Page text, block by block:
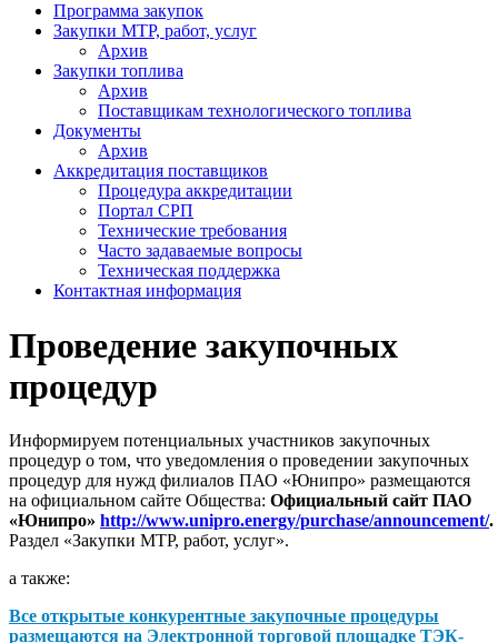
Программа закупок
Закупки МТР, работ, услуг
Архив
Закупки топлива
Архив
Поставщикам технологического топлива
Документы
Архив
Аккредитация поставщиков
Процедура аккредитации
Портал СРП
Технические требования
Часто задаваемые вопросы
Техническая поддержка
Контактная информация
Проведение закупочных
процедур
Информируем потенциальных участников закупочных
процедур о том, что уведомления о проведении закупочных
процедур для нужд филиалов ПАО «Юнипро» размещаются
на официальном сайте Общества: Официальный сайт ПАО
«Юнипро» http://www.unipro.energy/purchase/announcement/.
Раздел «Закупки МТР, работ, услуг».
а также:
Все открытые конкурентные закупочные процедуры
размещаются на Электронной торговой площадке ТЭК-